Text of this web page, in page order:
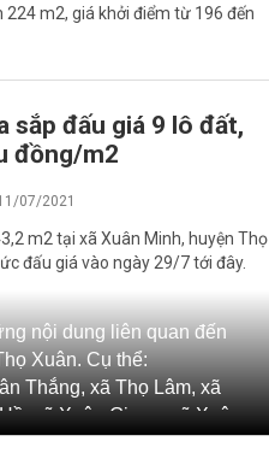
m2, giá khởi điểm từ 196 đến
sắp đấu giá 9 lô đất,
đồng/m2
07/2021
m2 tại xã Xuân Minh, huyện Thọ
đấu giá vào ngày 29/7 tới đây.
nội dung liên quan đến
Xuân. Cụ thể:
Thắng, xã Thọ Lâm, xã
xã Xuân Giang, xã Xuân
xã Bắc lương, xã Xuân